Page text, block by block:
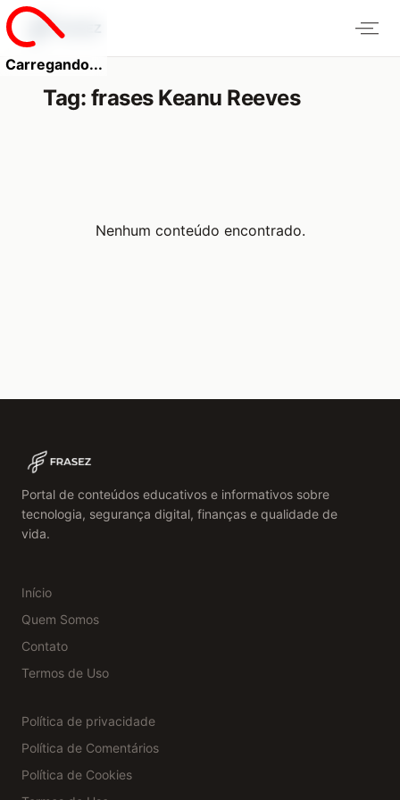
Carregando...
Tag: frases Keanu Reeves
Nenhum conteúdo encontrado.
Portal de conteúdos educativos e informativos sobre
tecnologia, segurança digital, finanças e qualidade de
vida.
Início
Quem Somos
Contato
Termos de Uso
Política de privacidade
Política de Comentários
Política de Cookies